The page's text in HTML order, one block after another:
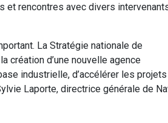
et rencontres avec divers
La Stratégie nationale de
création d’une nouvelle agence
industrielle, d’accélérer les projets
Laporte, directrice générale de